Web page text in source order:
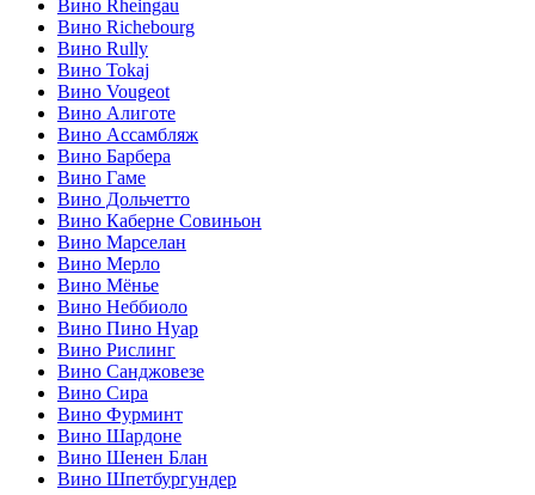
Вино Rheingau
Вино Richebourg
Вино Rully
Вино Tokaj
Вино Vougeot
Вино Алиготе
Вино Ассамбляж
Вино Барбера
Вино Гаме
Вино Дольчетто
Вино Каберне Совиньон
Вино Марселан
Вино Мерло
Вино Мёнье
Вино Неббиоло
Вино Пино Нуар
Вино Рислинг
Вино Санджовезе
Вино Сира
Вино Фурминт
Вино Шардоне
Вино Шенен Блан
Вино Шпетбургундер